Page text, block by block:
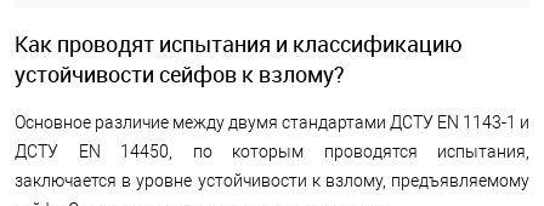
Как проводят испытания и классификацию
устойчивости сейфов к взлому?
Основное различие между двумя стандартами ДСТУ EN 1143-1 и
ДСТУ EN 14450, по которым проводятся испытания,
заключается в уровне устойчивости к взлому, предъявляемому